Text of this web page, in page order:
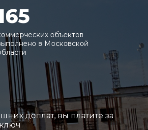
объектов
в Московской
доплат, вы платите за